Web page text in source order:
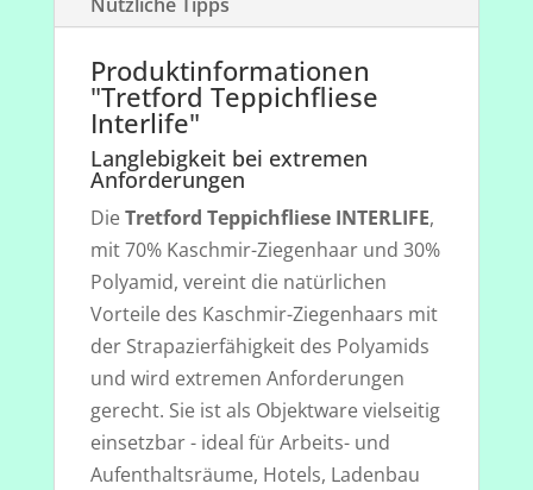
Produktinformationen
"Tretford Teppichfliese
Interlife"
Langlebigkeit bei extremen
Anforderungen
DieTretford Teppichfliese INTERLIFE,
mit 70% Kaschmir-Ziegenhaar und 30%
Polyamid, vereint die natürlichen
Vorteile des Kaschmir-Ziegenhaars mit
der Strapazierfähigkeit des Polyamids
und wird extremen Anforderungen
gerecht. Sie ist als Objektware vielseitig
einsetzbar - ideal für Arbeits- und
Aufenthaltsräume, Hotels, Ladenbau